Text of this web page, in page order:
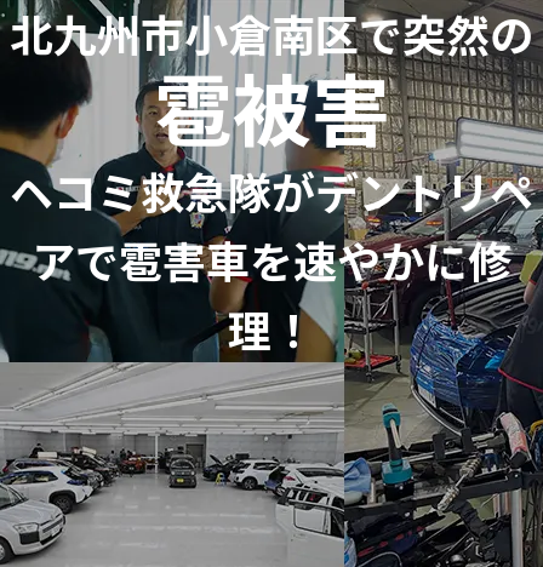
北九州市小倉南区で突然の
雹被害
ヘコミ救急隊がデントリペ
アで雹害車を速やかに修
理！